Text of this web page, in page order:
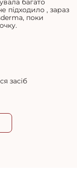
багато
підходило , зараз
поки
засіб